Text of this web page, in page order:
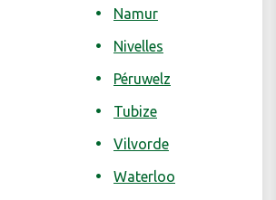
Namur
Nivelles
Péruwelz
Tubize
Vilvorde
Waterloo